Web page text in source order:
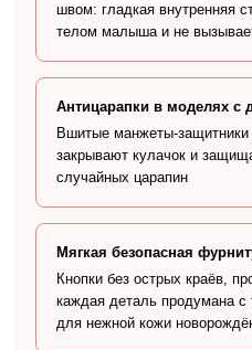
швом: гладкая внутренняя
телом малыша и не
Антицарапки в моделях с
Вшитые манжеты-
закрывают кулачок и
случайных царапин
Мягкая безопасная
Кнопки без острых краёв,
каждая деталь продумана с
для нежной кожи